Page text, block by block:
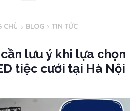
CHỦ BLOG TIN TỨC
lưu ý khi lựa chọn
tiệc cưới tại Hà Nội